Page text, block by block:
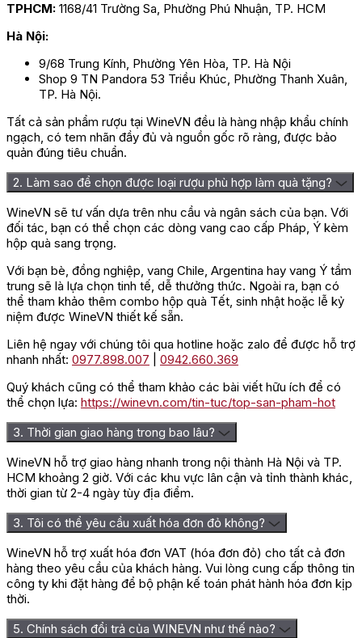
Rượu Vang
Mô Tả Hương Vị Rượu Vang
M.Chapoutier Les Bécasses Côte
Rotie
Rượu vang đỏ luôn được nhiều thực khách lựa chọn bởi vẻ đẹp
toàn diện từ màu sắc, hương thơm, và phong cách sống động.
Chairượu vangnày đáp ứng đầy đủ mọi tiêu chí hoàn hảo dành
cho bạn, từ màu đỏ ruby óng ánh quyến rũ, chất vang mịn như
lụa rất dễ uống cùng với sư biểu diễn tuyệt vời từ tầng lớp
hương thơm, dư vị đậm đà, sắc nét. Rượu được lên men hoàn
toàn từ 100% giống
nho Syrah
, nếu bạn là một tín đồ yêu thích
hương vị ngọt ngào dễ chịu không quá táo bạo thì không nên
bỏ qua chai rượu ngon được phát triển từ giống nho này.
Khi thưởng thức, rượu thể hiện rất rõ nét vị thơm của mâm xôi,
anh đào đỏ, dâu rừng và một ít oliu đen bí ẩn. Các dư vị hòa
quyện vào nhau rất khéo léo, vừa thể hiện được độ ngọt đậm
sắc sảo, vừa mang theo được độ chua nhẹ nhàng không quá
gắt, rất dễ thưởng thức và kết hợp nhiều loại thực phẩm.
Nhiệt độ phục vụ lí tưởng của chai rượu vang này vào khoảng
15 – 18 độ C. Bạn có thể mở nắp cho vang thở khoảng 1 giờ
rừng, các món hầm đậm đà dư vị để cảm nhận rõ rệt độ ngon
tuyệt vời của rượu.
=> Liên hệ ngayWine VNđể nhận giá ưu đãi và tư vấn chi
tiết nhất!
Đánh giá
Chưa có đánh giá nào.
Hãy là người đầu tiên nhận xét “Rượu Vang Pháp M.Chapoutier
Les Bécasses Côte Rotie”
Bạn phảiđăng nhậpđể gửi đánh giá.
TPHCM: 1168/41 Trường Sa, Phường Phú Nhuận, TP. HCM
Hà Nội:
9/68 Trung Kính, Phường Yên Hòa, TP. Hà Nội
Shop 9 TN Pandora 53 Triều Khúc, Phường Thanh Xuân,
TP. Hà Nội.
Tất cả sản phẩm rượu tại WineVN đều là hàng nhập khẩu chính
ngạch, có tem nhãn đầy đủ và nguồn gốc rõ ràng, được bảo
quản đúng tiêu chuẩn.
2. Làm sao để chọn được loại rượu phù hợp làm quà tặng?
WineVN sẽ tư vấn dựa trên nhu cầu và ngân sách của bạn. Với
đối tác, bạn có thể chọn các dòng vang cao cấp Pháp, Ý kèm
hộp quà sang trọng.
Với bạn bè, đồng nghiệp, vang Chile, Argentina hay vang Ý tầm
trung sẽ là lựa chọn tinh tế, dễ thưởng thức. Ngoài ra, bạn có
thể tham khảo thêm combo hộp quà Tết, sinh nhật hoặc lễ kỷ
niệm được WineVN thiết kế sẵn.
Liên hệ ngay với chúng tôi qua hotline hoặc zalo để được hỗ trợ
nhanh nhất: 0977.898.007
0942.660.369
Quý khách cũng có thể tham khảo các bài viết hữu ích để có
thể chọn lựa: https://winevn.com/tin-tuc/top-san-pham-hot
3. Thời gian giao hàng trong bao lâu?
WineVN hỗ trợ giao hàng nhanh trong nội thành Hà Nội và TP.
HCM khoảng 2 giờ. Với các khu vực lân cận và tỉnh thành khác,
thời gian từ 2-4 ngày tùy địa điểm.
3. Tôi có thể yêu cầu xuất hóa đơn đỏ không?
WineVN hỗ trợ xuất hóa đơn VAT (hóa đơn đỏ) cho tất cả đơn
hàng theo yêu cầu của khách hàng. Vui lòng cung cấp thông tin
công ty khi đặt hàng để bộ phận kế toán phát hành hóa đơn kịp
thời.
5. Chính sách đổi trả của WINEVN như thế nào?